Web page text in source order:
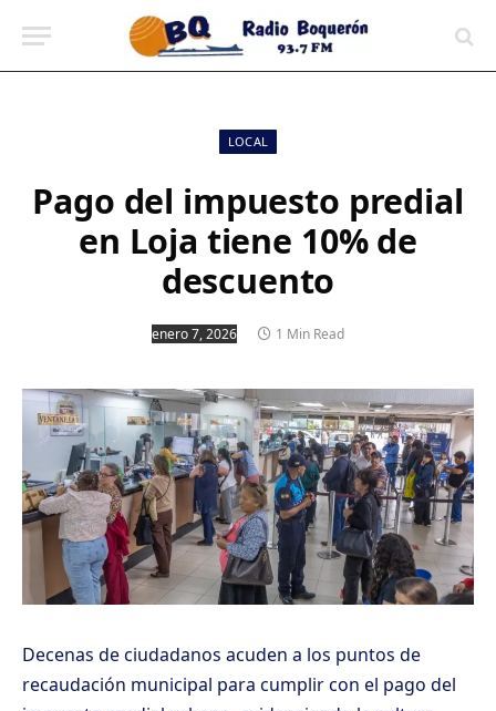
LOCAL
Pago del impuesto predial
en Loja tiene 10% de
descuento
enero 7, 2026 1 Min Read
Decenas de ciudadanos acuden a los puntos de
recaudación municipal para cumplir con el pago del